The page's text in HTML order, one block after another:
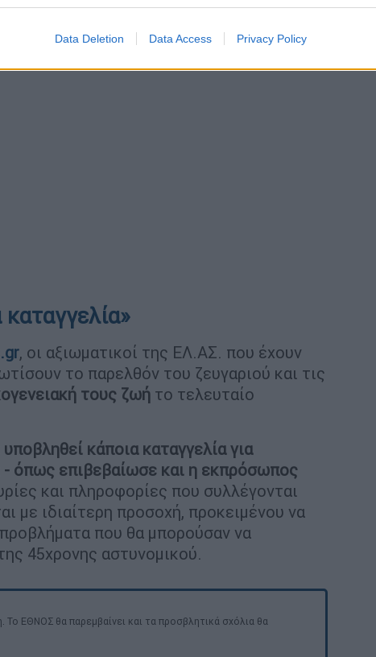
Data Deletion Data Access Privacy Policy
, οι αξιωματικοί της ΕΛ.ΑΣ. που έχουν
το παρελθόν του ζευγαριού και τις
τους ζωή το τελευταίο
κάποια καταγγελία για
- όπως επιβεβαίωσε και η εκπρόσωπος
και πληροφορίες που συλλέγονται
με ιδιαίτερη προσοχή, προκειμένου να
που θα μπορούσαν να
45χρονης αστυνομικού.
ΕΘΝΟΣ θα παρεμβαίνει και τα προσβλητικά σχόλια θα